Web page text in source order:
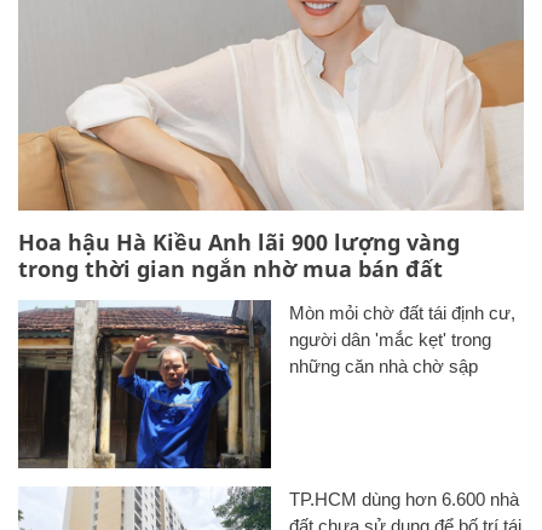
Hoa hậu Hà Kiều Anh lãi 900 lượng vàng
trong thời gian ngắn nhờ mua bán đất
Mòn mỏi chờ đất tái định cư,
người dân 'mắc kẹt' trong
những căn nhà chờ sập
TP.HCM dùng hơn 6.600 nhà